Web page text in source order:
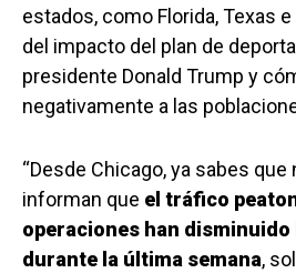
estados, como Florida, Texas
del impacto del plan de
presidente Donald Trump y
negativamente a las
“Desde Chicago, ya sabes
informan que el tráfico
operaciones han disminuido
durante la última semana,